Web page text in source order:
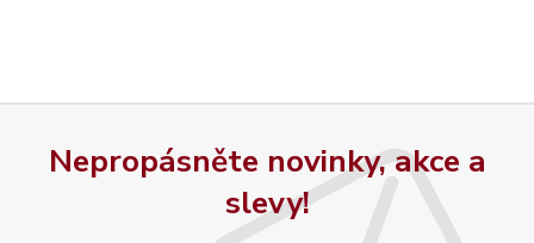
Nepropásněte novinky, akce a
slevy!